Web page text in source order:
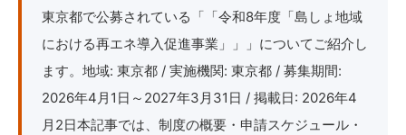
東京都で公募されている「「令和8年度「島しょ地域
における再エネ導入促進事業」」」についてご紹介し
ます。地域: 東京都 / 実施機関: 東京都 / 募集期間:
2026年4月1日～2027年3月31日 / 掲載日: 2026年4
月2日本記事では、制度の概要・申請スケジュール・